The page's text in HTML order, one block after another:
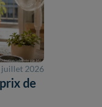
juillet 2026
de